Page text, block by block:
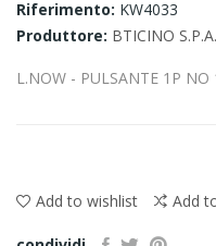
Riferimento: KW4033
Produttore: BTICINO S.P.A.
L.NOW - PULSANTE 1P
Add to wishlist Add